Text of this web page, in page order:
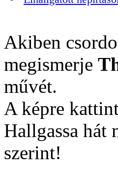
Akiben
megismerje
művét.
A képre
Hallgassa hát
szerint!